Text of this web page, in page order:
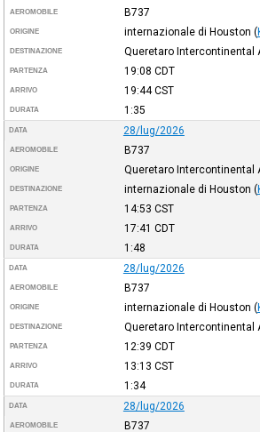
AEROMOBILE B737
ORIGINE internazionale di Houston (
DESTINAZIONE Queretaro Intercontinental
PARTENZA 19:08 CDT
ARRIVO 19:44CST
DURATA 1:35
DATA 28/lug/2026
AEROMOBILE B737
ORIGINE Queretaro Intercontinental
DESTINAZIONE internazionale di Houston (
PARTENZA 14:53 CST
ARRIVO 17:41 CDT
DURATA 1:48
DATA 28/lug/2026
AEROMOBILE B737
ORIGINE internazionale di Houston (
DESTINAZIONE Queretaro Intercontinental
PARTENZA 12:39 CDT
ARRIVO 13:13 CST
DURATA 1:34
DATA 28/lug/2026
AEROMOBILE B737